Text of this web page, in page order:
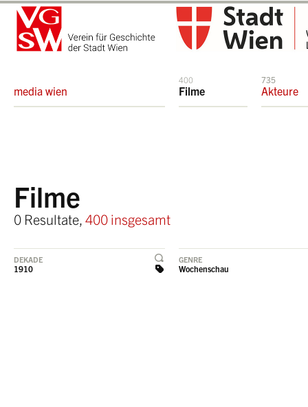
media wien
400
Filme
735
Akteure
Filme
0 Resultate, 400 insgesamt
DEKADE
1910
GENRE
Wochenschau